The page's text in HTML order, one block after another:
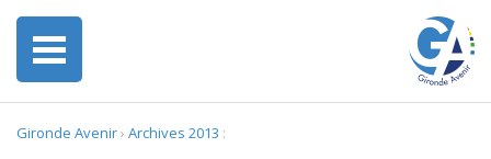
Gironde Avenir› Archives 2013 :